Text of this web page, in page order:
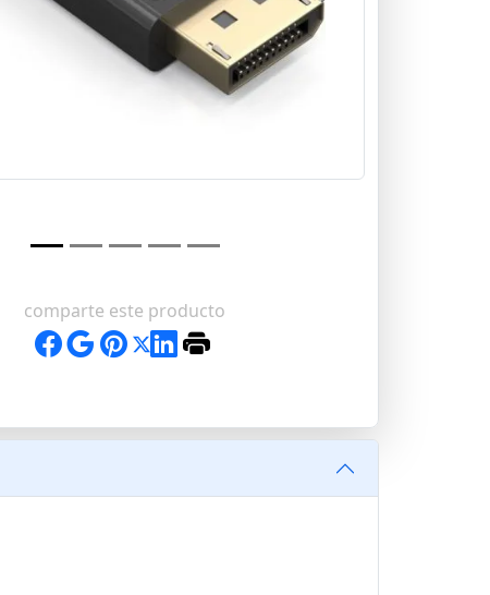
comparte este producto